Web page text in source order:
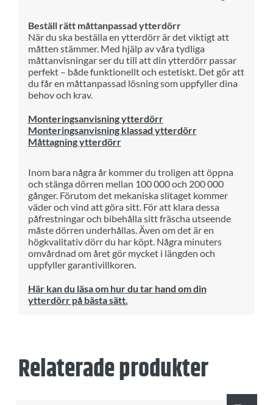
Beställ rätt måttanpassad ytterdörr
När du ska beställa en ytterdörr är det viktigt att
måtten stämmer. Med hjälp av våra tydliga
måttanvisningar ser du till att din ytterdörr passar
perfekt – både funktionellt och estetiskt. Det gör att
du får en måttanpassad lösning som uppfyller dina
behov och krav.
Monteringsanvisning ytterdörr
Monteringsanvisning klassad ytterdörr
Måttagning ytterdörr
Inom bara några år kommer du troligen att öppna
och stänga dörren mellan 100 000 och 200 000
gånger. Förutom det mekaniska slitaget kommer
väder och vind att göra sitt. För att klara dessa
påfrestningar och bibehålla sitt fräscha utseende
måste dörren underhållas. Även om det är en
högkvalitativ dörr du har köpt. Några minuters
omvårdnad om året gör mycket i längden och
uppfyller garantivillkoren.
Här kan du läsa om hur du tar hand om din
ytterdörr på bästa sätt.
Relaterade produkter